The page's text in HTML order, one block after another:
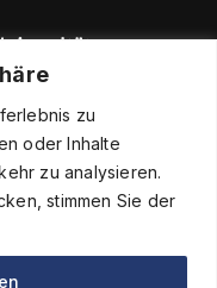
zu
oder Inhalte
zu analysieren.
stimmen Sie der